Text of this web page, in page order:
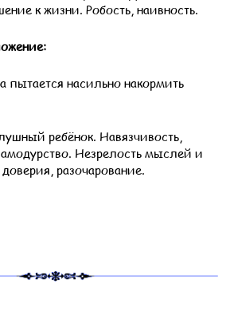
к жизни. Робость, наивность.
пытается насильно накормить
ребёнок. Навязчивость,
Незрелость мыслей и
разочарование.